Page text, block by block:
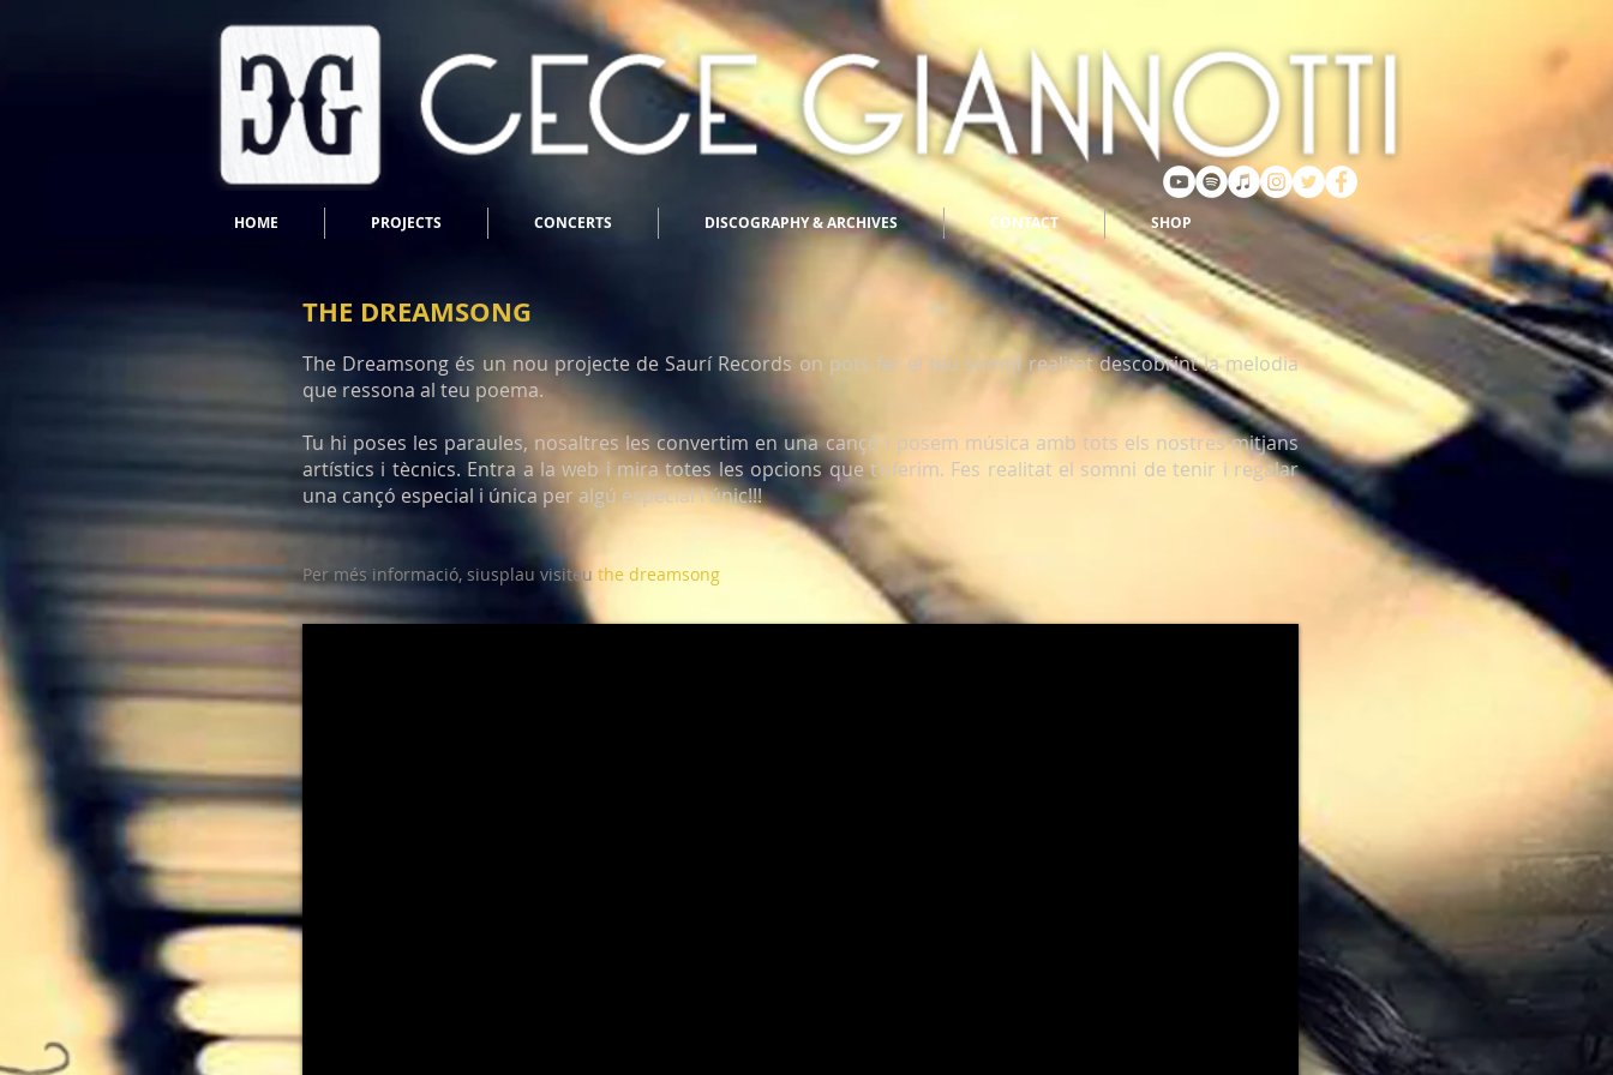
HOME PROJECTS CONCERTS DISCOGRAPHY & ARCHIVES CONTACT SHOP
The Dreamsong és un nou projecte de Saurí Records on pots fer el teu somni realitat descobrint la melodia
que ressona al teu poema.
Tu hi poses les paraules, nosaltres les convertim en una cançó i posem música amb tots els nostres mitjans
artístics i tècnics. Entra a la web i mira totes les opcions que t’oferim. Fes realitat el somni de tenir i regalar
una cançó especial i única per algú especial i únic!!!
Per més informació, siusplau visiteu the dreamsong
THE DREAMSONG